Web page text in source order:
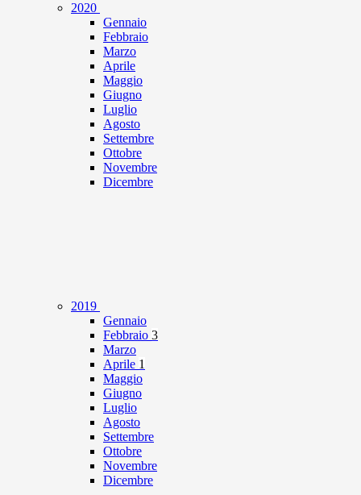
2020
Gennaio
Febbraio
Marzo
Aprile
Maggio
Giugno
Luglio
Agosto
Settembre
Ottobre
Novembre
Dicembre
2019
Gennaio
Febbraio 3
Marzo
Aprile 1
Maggio
Giugno
Luglio
Agosto
Settembre
Ottobre
Novembre
Dicembre